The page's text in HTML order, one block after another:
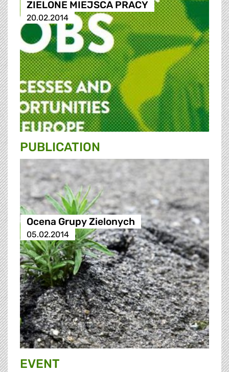
ZIELONE MIEJSCA PRACY
20.02.2014
PUBLICATION
Ocena Grupy Zielonych
05.02.2014
EVENT